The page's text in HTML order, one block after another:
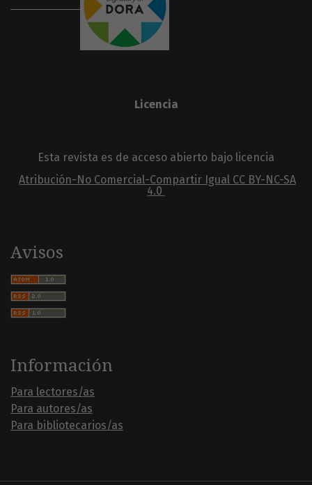
Licencia
Esta revista es de acceso abierto bajo licencia
Atribución-No Comercial-Compartir Igual CC BY-NC-SA
4.0
Avisos
Información
Para lectores/as
Para autores/as
Para bibliotecarios/as